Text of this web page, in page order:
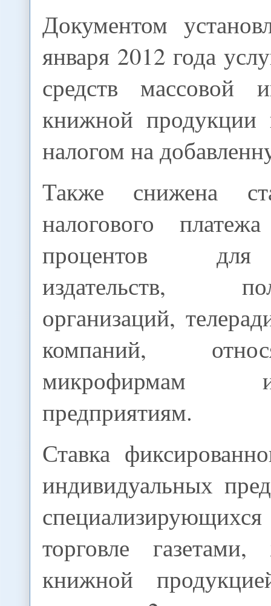
Документом
января 2012 года
средств массовой
книжной продукции
налогом на
Также снижена
налогового
процентов
издательств,
организаций,
компаний,
предприятиям.
Ставка
индивидуальных
торговле
книжной